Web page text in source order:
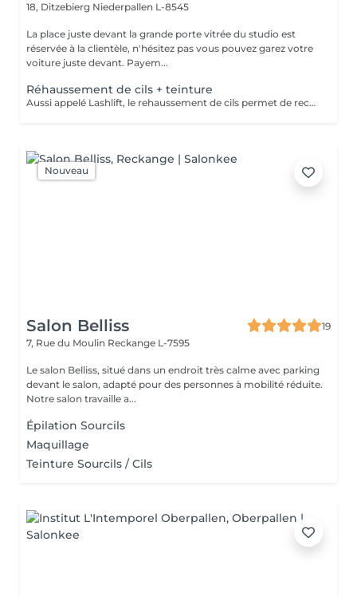
18, Ditzebierg Niederpallen L-8545
La place juste devant la grande porte vitrée du studio est
réservée à la clientèle, n'hésitez pas vous pouvez garez votre
voiture juste devant. Payem...
Réhaussement de cils + teinture
Aussi appelé Lashlift, le rehaussement de cils permet de recourber les cils naturel dès la racine, sans extensions. La teinture elle, intensifie le résultat pour un regard ouvert naturellement. Idéal pour sublimer son regard naturel Attention : Le jour du rendez-vous, venir les yeux totalement démaquiller svp.
Nouveau
Salon Belliss
19
7, Rue du Moulin Reckange L-7595
Le salon Belliss, situé dans un endroit très calme avec parking
devant le salon, adapté pour des personnes à mobilité réduite.
Notre salon travaille a...
Épilation Sourcils
Maquillage
Teinture Sourcils / Cils